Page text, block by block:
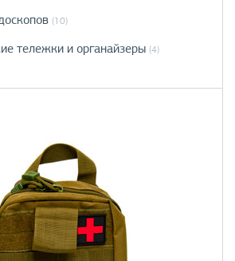
(10)
тележки и органайзеры (4)